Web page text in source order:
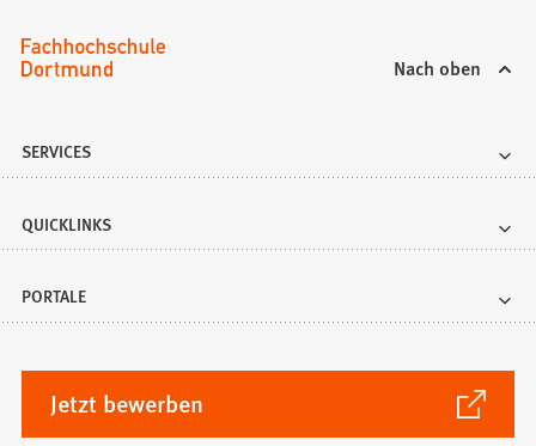
Nach oben
SERVICES
QUICKLINKS
PORTALE
Jetzt bewerben
(Öffnet
in